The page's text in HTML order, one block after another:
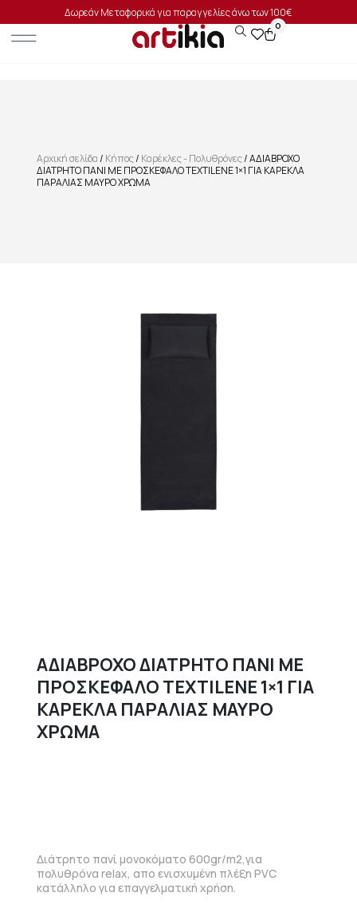
Δωρεάν Μεταφορικά για παραγγελίες άνω των 100€
0
Αρχική σελίδα/ Κήπος/ Καρέκλες - Πολυθρόνες/ ΑΔΙΑΒΡΟΧΟ
ΔΙΑΤΡΗΤΟ ΠΑΝΙ ΜΕ ΠΡΟΣΚΕΦΑΛΟ TEXTILENE 1×1 ΓΙΑ ΚΑΡΕΚΛΑ
ΠΑΡΑΛΙΑΣ ΜΑΥΡΟ ΧΡΩΜΑ
ΑΔΙΑΒΡΟΧΟ ΔΙΑΤΡΗΤΟ ΠΑΝΙ ΜΕ
ΠΡΟΣΚΕΦΑΛΟ TEXTILENE 1×1 ΓΙΑ
ΚΑΡΕΚΛΑ ΠΑΡΑΛΙΑΣ ΜΑΥΡΟ
ΧΡΩΜΑ
Διάτρητο πανί μονοκόματο 600gr/m2,για
πολυθρόνα relax, απο ενισχυμένη πλέξη PVC
κατάλληλο για επαγγελματική χρήση.